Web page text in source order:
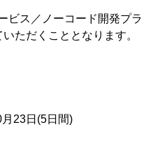
ビス／ノーコード開発プラ
ただくこととなります。
23日(5日間)